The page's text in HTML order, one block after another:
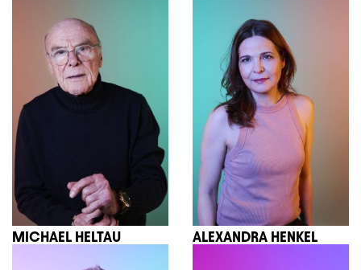
MICHAEL HELTAU ALEXANDRA HENKEL